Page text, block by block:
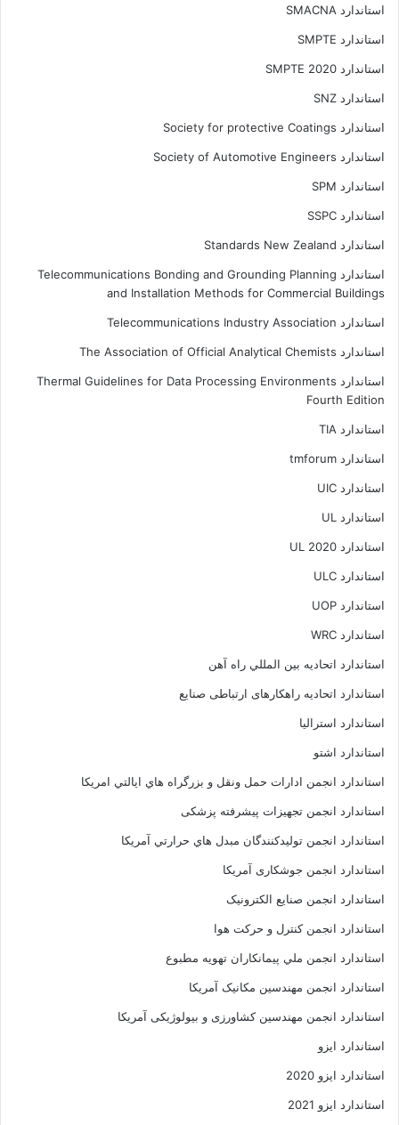
استاندارد SMACNA
استاندارد SMPTE
استاندارد SMPTE 2020
استاندارد SNZ
استاندارد Society for protective Coatings
استاندارد Society of Automotive Engineers
استاندارد SPM
استاندارد SSPC
استاندارد Standards New Zealand
استاندارد Telecommunications Bonding and Grounding Planning
and Installation Methods for Commercial Buildings
استاندارد Telecommunications Industry Association
استاندارد The Association of Official Analytical Chemists
استاندارد Thermal Guidelines for Data Processing Environments
Fourth Edition
استاندارد TIA
استاندارد tmforum
استاندارد UIC
استاندارد UL
استاندارد UL 2020
استاندارد ULC
استاندارد UOP
استاندارد WRC
استاندارد اتحاديه بين المللي راه آهن
استاندارد اتحادیه راهکارهای ارتباطی صنایع
استاندارد استرالیا
استاندارد اشتو
استاندارد انجمن ادارات حمل ونقل و بزرگراه هاي ايالتي امريکا
استاندارد انجمن تجهیزات پیشرفته پزشکی
استاندارد انجمن توليدکنندگان مبدل هاي حرارتي آمريکا
استاندارد انجمن جوشکاری آمریکا
استاندارد انجمن صنايع الکترونيک
استاندارد انجمن کنترل و حرکت هوا
استاندارد انجمن ملي پيمانکاران تهويه مطبوع
استاندارد انجمن مهندسين مکانيک آمريکا
استاندارد انجمن مهندسین کشاورزی و بیولوژیکی آمریکا
استاندارد ایزو
استاندارد ایزو 2020
استاندارد ایزو 2021